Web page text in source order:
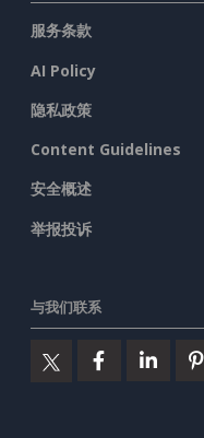
服务条款
AI Policy
隐私政策
Content Guidelines
安全概述
举报投诉
与我们联系